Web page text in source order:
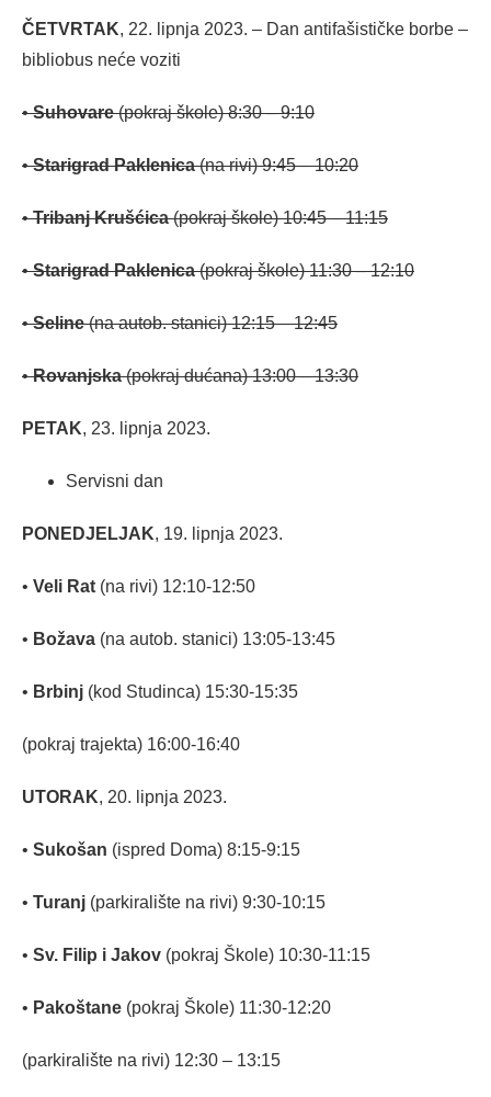
ČETVRTAK, 22. lipnja 2023. – Dan antifašističke borbe –
bibliobus neće voziti
•Suhovare(pokraj škole) 8:30 – 9:10
•Starigrad Paklenica(na rivi) 9:45 – 10:20
•Tribanj Krušćica(pokraj škole) 10:45 – 11:15
•Starigrad Paklenica(pokraj škole) 11:30 – 12:10
•Seline(na autob. stanici) 12:15 – 12:45
•Rovanjska(pokraj dućana) 13:00 – 13:30
PETAK, 23. lipnja 2023.
Servisni dan
PONEDJELJAK, 19. lipnja 2023.
• Veli Rat (na rivi) 12:10-12:50
• Božava (na autob. stanici) 13:05-13:45
• Brbinj (kod Studinca) 15:30-15:35
(pokraj trajekta) 16:00-16:40
UTORAK, 20. lipnja 2023.
• Sukošan (ispred Doma) 8:15-9:15
• Turanj (parkiralište na rivi) 9:30-10:15
• Sv. Filip i Jakov (pokraj Škole) 10:30-11:15
• Pakoštane (pokraj Škole) 11:30-12:20
(parkiralište na rivi) 12:30 – 13:15